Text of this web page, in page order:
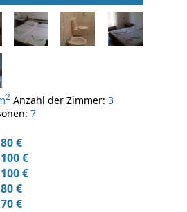
2 Anzahl der Zimmer: 3
7
80 €
100 €
100 €
80 €
70 €